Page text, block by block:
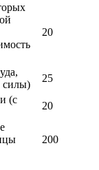
20
силы)
25
(с
20
200